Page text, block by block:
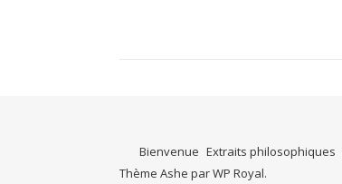
Bienvenue Extraits philosophiques
Thème Ashe parWP Royal.